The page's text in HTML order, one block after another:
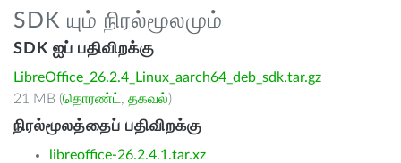
SDK யும் நிரல்மூலமும்
SDK ஐப் பதிவிறக்கு
LibreOffice_26.2.4_Linux_aarch64_deb_sdk.tar.gz
21 MB (தொரண்ட் , தகவல்)
நிரல்மூலத்தைப் பதிவிறக்கு
libreoffice-26.2.4.1.tar.xz